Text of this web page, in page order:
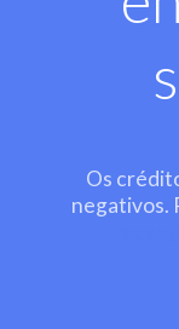
Os
negativos.